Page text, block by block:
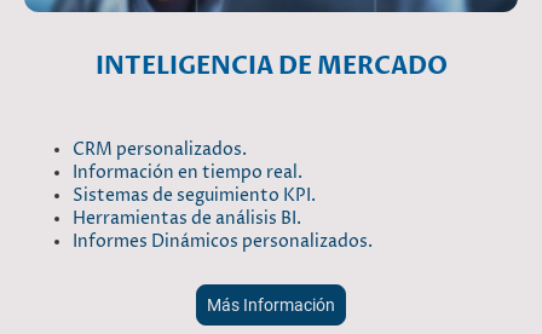
INTELIGENCIA DE MERCADO
CRM personalizados.
Información en tiempo real.
Sistemas de seguimiento KPI.
Herramientas de análisis BI.
Informes Dinámicos personalizados.
Más Información